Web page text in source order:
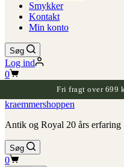
Smykker
Kontakt
Min konto
Søg
Log ind
Indkøbskurv
0
Fri fragt over 699
kraemmershoppen
Antik og Royal 20 års erfaring
Søg
Indkøbskurv
0